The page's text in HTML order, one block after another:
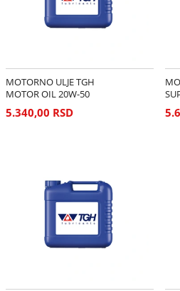
MOTORNO ULJE TGH
MOTOR OIL 20W-50
5.340,00 RSD